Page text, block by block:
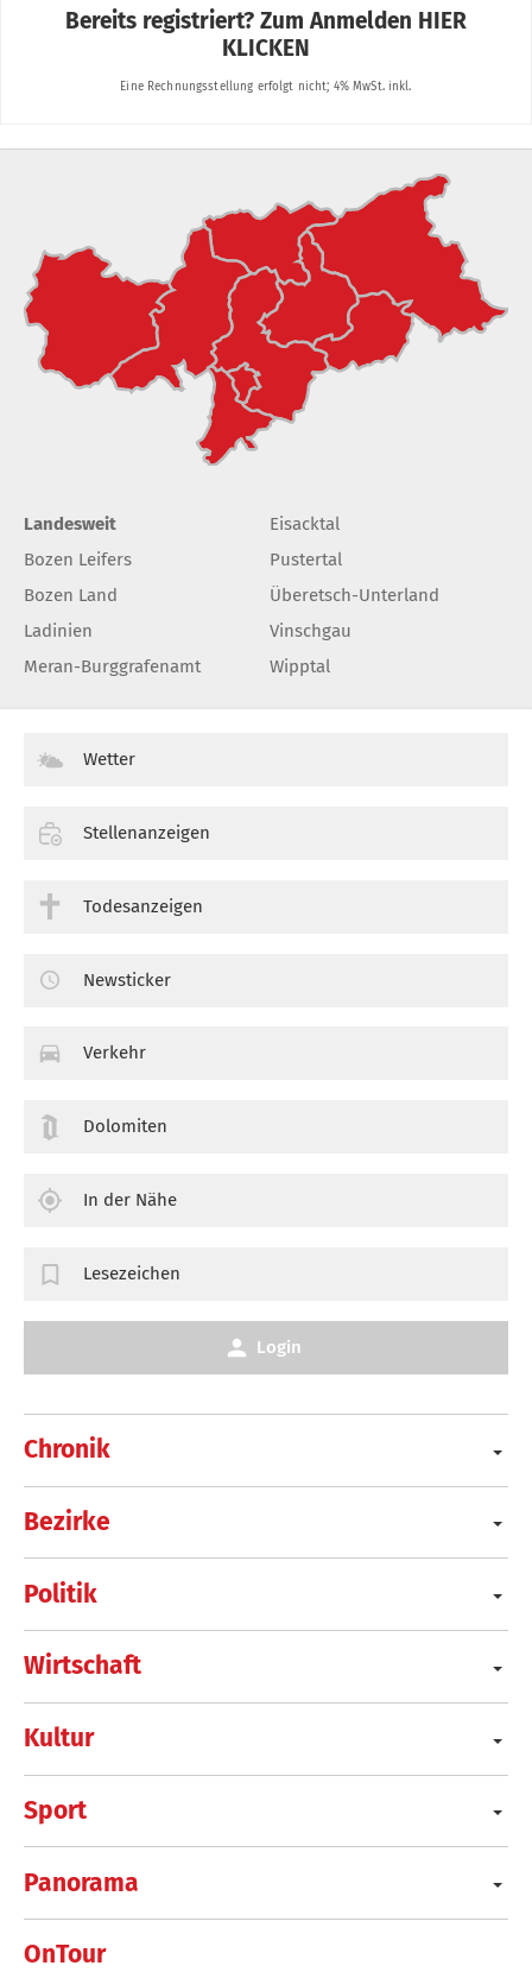
Landesweit
Bozen Leifers
Bozen Land
Ladinien
Meran-Burggrafenamt
Eisacktal
Pustertal
Überetsch-Unterland
Vinschgau
Wipptal
Chronik
Bezirke
Politik
Wirtschaft
Kultur
Sport
Panorama
OnTour
Wetter
Stellenanzeigen
Todesanzeigen
Newsticker
Verkehr
Dolomiten
In der Nähe
Lesezeichen
Login